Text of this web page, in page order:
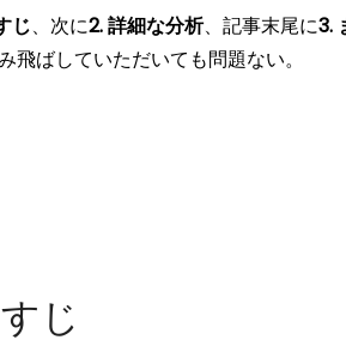
じ、次に2. 詳細な分析、記事末尾に3.
ばしていただいても問題ない。
じ